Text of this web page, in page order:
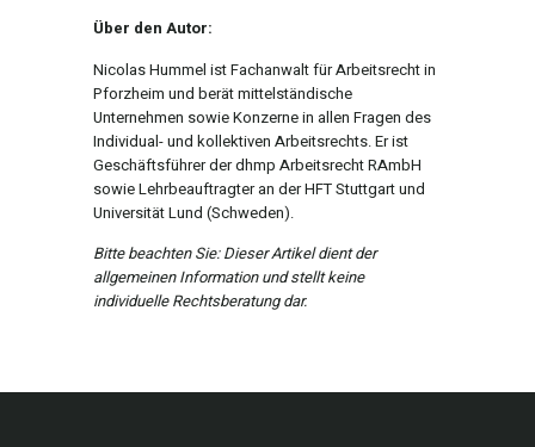
Über den Autor:
Nicolas Hummel ist Fachanwalt für Arbeitsrecht in
Pforzheim und berät mittelständische
Unternehmen sowie Konzerne in allen Fragen des
Individual- und kollektiven Arbeitsrechts. Er ist
Geschäftsführer der dhmp Arbeitsrecht RAmbH
sowie Lehrbeauftragter an der HFT Stuttgart und
Universität Lund (Schweden).
Bitte beachten Sie: Dieser Artikel dient der
allgemeinen Information und stellt keine
individuelle Rechtsberatung dar.